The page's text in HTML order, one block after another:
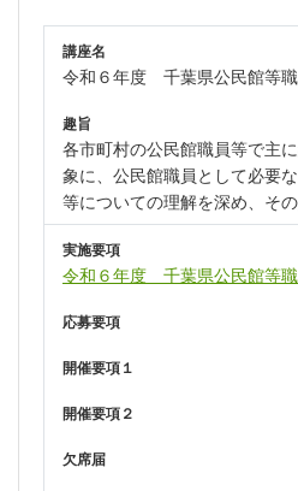
講座名
令和６年度 千葉県公民館等
趣旨
各市町村の公民館職員等で主
象に、公民館職員として必要
等についての理解を深め、その
実施要項
令和６年度 千葉県公民館等
応募要項
開催要項１
開催要項２
欠席届